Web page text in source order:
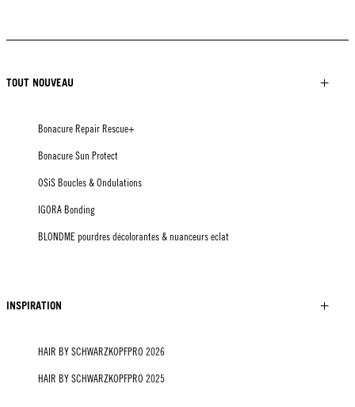
TOUT NOUVEAU
Bonacure Repair Rescue+
Bonacure Sun Protect
OSiS Boucles & Ondulations
IGORA Bonding
BLONDME pourdres décolorantes & nuanceurs eclat
INSPIRATION
HAIR BY SCHWARZKOPFPRO 2026
HAIR BY SCHWARZKOPFPRO 2025